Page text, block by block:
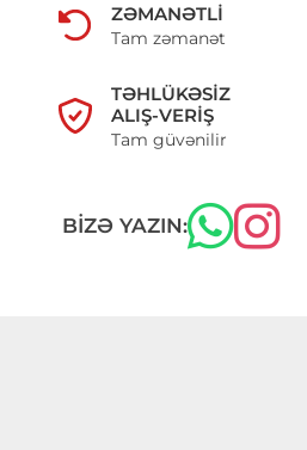
ZƏMANƏTLI
Tam zəmanət
TƏHLÜKƏSIZ
ALIŞ-VERIŞ
Tam güvənilir
BIZƏ YAZIN: